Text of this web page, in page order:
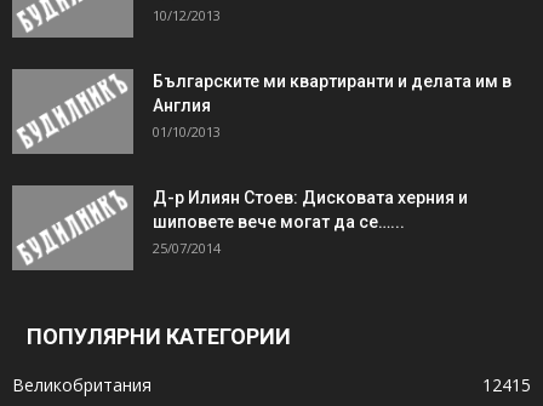
10/12/2013
Българските ми квартиранти и делата им в
Англия
01/10/2013
Д-р Илиян Стоев: Дисковата херния и
шиповете вече могат да се…...
25/07/2014
ПОПУЛЯРНИ КАТЕГОРИИ
Великобритания
12415